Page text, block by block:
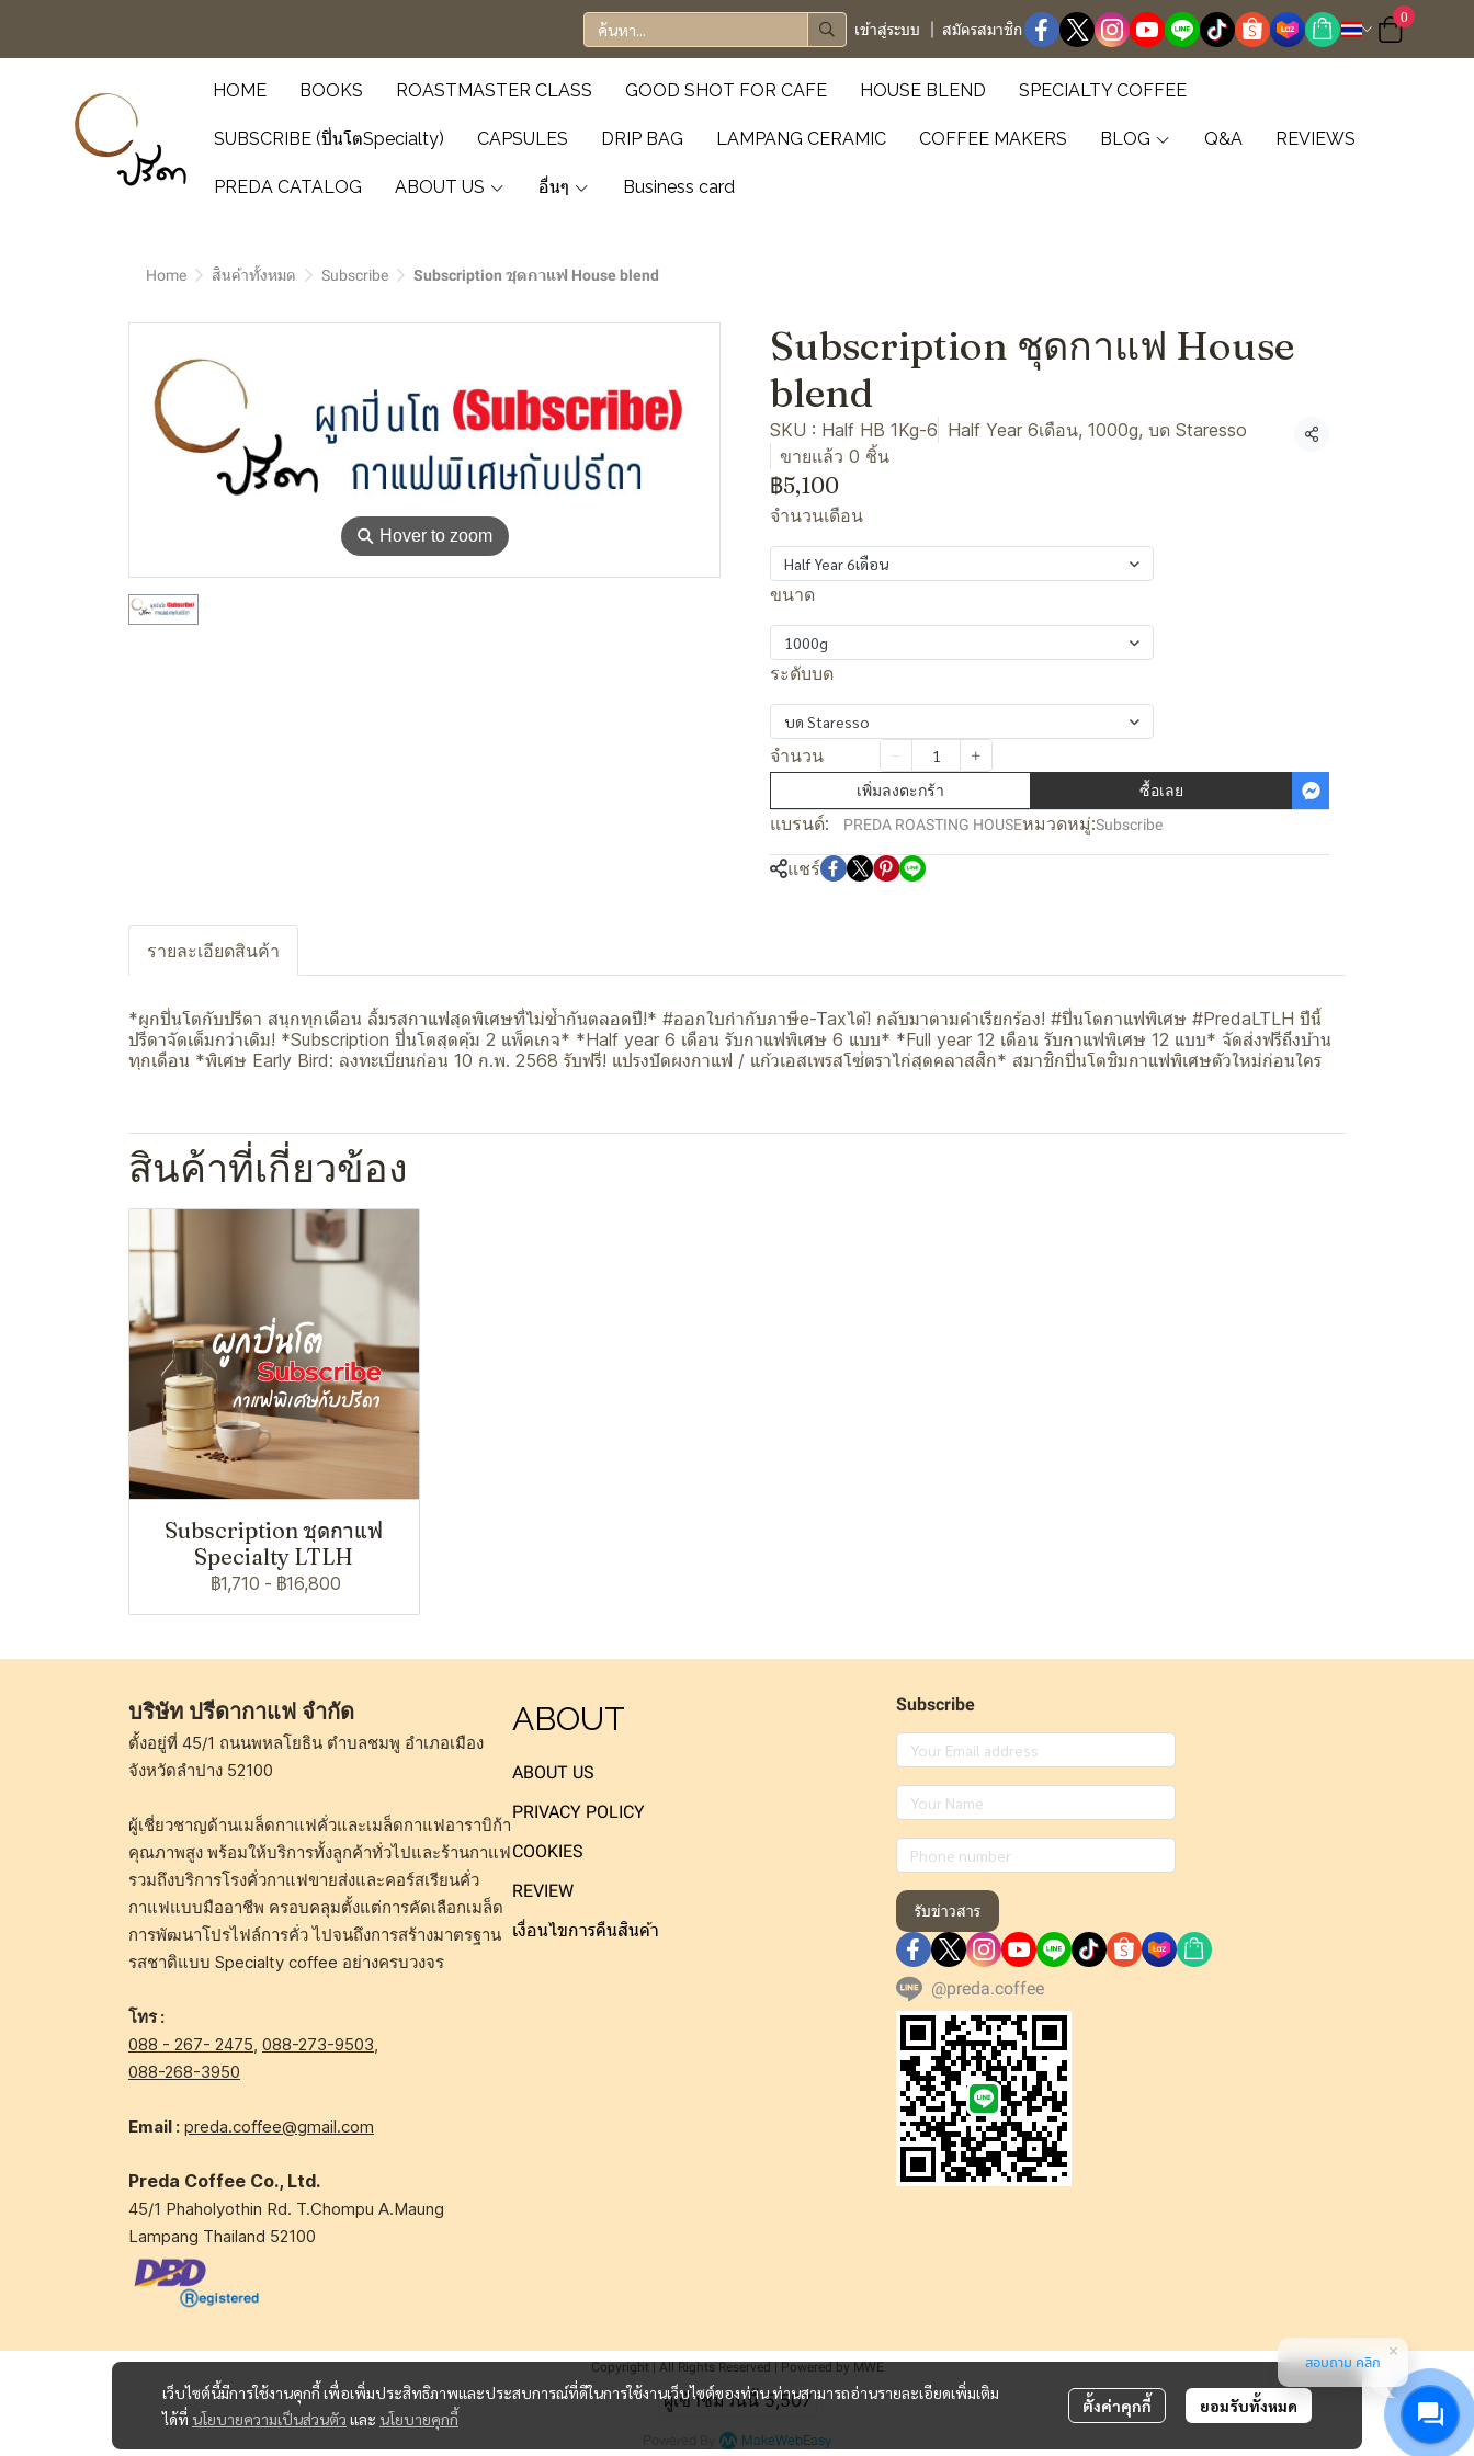
เข้าสู่ระบบ สมัครสมาชิก
0
HOME BOOKS ROASTMASTER CLASS GOOD SHOT FOR CAFE HOUSE BLEND SPECIALTY COFFEE
SUBSCRIBE (ปิ่นโตSpecialty) CAPSULES DRIP BAG LAMPANG CERAMIC COFFEE MAKERS BLOG Q&A REVIEWS
PREDA CATALOG ABOUT US อื่นๆ Business card
Home สินค้าทั้งหมด Subscribe Subscription ชุดกาแฟ House blend
⚲ Hover to zoom
Subscription ชุดกาแฟ House
blend
SKU : Half HB 1Kg-6 Half Year 6เดือน, 1000g, บด Staresso
ขายแล้ว 0 ชิ้น
แชร์
฿5,100
จำนวนเดือน
Half Year 6เดือน
ขนาด
1000g
ระดับบด
บด Staresso
จำนวน
เพิ่มลงตะกร้า ซื้อเลย
แบรนด์: PREDA ROASTING HOUSEหมวดหมู่:Subscribe
แชร์
รายละเอียดสินค้า
*ผูกปิ่นโตกับปรีดา สนุกทุกเดือน ลิ้มรสกาแฟสุดพิเศษที่ไม่ซ้ำกันตลอดปี!* #ออกใบกำกับภาษีe-Taxได้! กลับมาตามคำเรียกร้อง! #ปิ่นโตกาแฟพิเศษ #PredaLTLH ปีนี้
ปรีดาจัดเต็มกว่าเดิม! *Subscription ปิ่นโตสุดคุ้ม 2 แพ็คเกจ* *Half year 6 เดือน รับกาแฟพิเศษ 6 แบบ* *Full year 12 เดือน รับกาแฟพิเศษ 12 แบบ* จัดส่งฟรีถึงบ้าน
ทุกเดือน *พิเศษ Early Bird: ลงทะเบียนก่อน 10 ก.พ. 2568 รับฟรี! แปรงปัดผงกาแฟ / แก้วเอสเพรสโซ่ตราไก่สุดคลาสสิก* สมาชิกปิ่นโตชิมกาแฟพิเศษตัวใหม่ก่อนใคร
สินค้าที่เกี่ยวข้อง
Subscription ชุดกาแฟ
Specialty LTLH
฿1,710 - ฿16,800
เว็บไซต์นี้มีการใช้งานคุกกี้ เพื่อเพิ่มประสิทธิภาพและประสบการณ์ที่ดีในการใช้งานเว็บไซต์ของท่าน ท่านสามารถอ่านรายละเอียดเพิ่มเติม
ได้ที่ นโยบายความเป็นส่วนตัว และ นโยบายคุกกี้
ตั้งค่าคุกกี้ ยอมรับทั้งหมด
บริษัท ปรีดากาแฟ จำกัด
ตั้งอยู่ที่ 45/1 ถนนพหลโยธิน ตำบลชมพู อำเภอเมือง
จังหวัดลำปาง 52100
ผู้เชี่ยวชาญด้านเมล็ดกาแฟคั่วและเมล็ดกาแฟอาราบิก้า
คุณภาพสูง พร้อมให้บริการทั้งลูกค้าทั่วไปและร้านกาแฟ
รวมถึงบริการโรงคั่วกาแฟขายส่งและคอร์สเรียนคั่ว
กาแฟแบบมืออาชีพ ครอบคลุมตั้งแต่การคัดเลือกเมล็ด
การพัฒนาโปรไฟล์การคั่ว ไปจนถึงการสร้างมาตรฐาน
รสชาติแบบ Specialty coffee อย่างครบวงจร
โทร :
088 - 267- 2475 088-273-9503
088-268-3950
Email : preda.coffee@gmail.com
Preda Coffee Co., Ltd.
45/1 Phaholyothin Rd. T.Chompu A.Maung
Lampang Thailand 52100
ABOUT
ABOUT US
PRIVACY POLICY
COOKIES
REVIEW
เงื่อนไขการคืนสินค้า
Subscribe
รับข่าวสาร
@preda.coffee
Copyright | All Rights Reserved | Powered by MWE
ผู้เข้าชมวันนี้5,507
MakeWebEasy
สอบถาม คลิก